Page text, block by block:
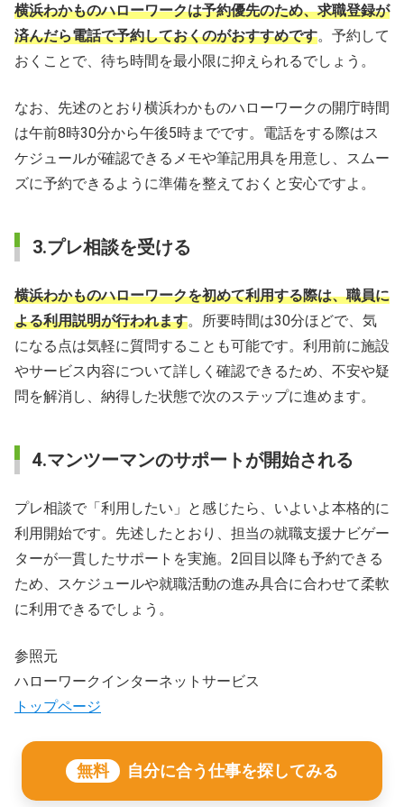
横浜わかものハローワークは予約優先のため、求職登録が
済んだら電話で予約しておくのがおすすめです。予約して
おくことで、待ち時間を最小限に抑えられるでしょう。
なお、先述のとおり横浜わかものハローワークの開庁時間
は午前8時30分から午後5時までです。電話をする際はス
ケジュールが確認できるメモや筆記用具を用意し、スムー
ズに予約できるように準備を整えておくと安心ですよ。
3.プレ相談を受ける
横浜わかものハローワークを初めて利用する際は、職員に
よる利用説明が行われます。所要時間は30分ほどで、気
になる点は気軽に質問することも可能です。利用前に施設
やサービス内容について詳しく確認できるため、不安や疑
問を解消し、納得した状態で次のステップに進めます。
4.マンツーマンのサポートが開始される
プレ相談で「利用したい」と感じたら、いよいよ本格的に
利用開始です。先述したとおり、担当の就職支援ナビゲー
ターが一貫したサポートを実施。2回目以降も予約できる
ため、スケジュールや就職活動の進み具合に合わせて柔軟
に利用できるでしょう。
参照元
ハローワークインターネットサービス
トップページ
無料 自分に合う仕事を探してみる